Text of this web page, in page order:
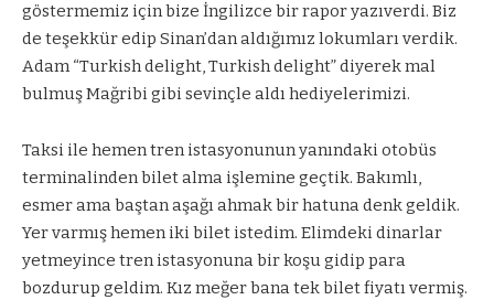
göstermemiz için bize İngilizce bir rapor yazıverdi. Biz
de teşekkür edip Sinan’dan aldığımız lokumları verdik.
Adam “Turkish delight, Turkish delight” diyerek mal
bulmuş Mağribi gibi sevinçle aldı hediyelerimizi.
Taksi ile hemen tren istasyonunun yanındaki otobüs
terminalinden bilet alma işlemine geçtik. Bakımlı,
esmer ama baştan aşağı ahmak bir hatuna denk geldik.
Yer varmış hemen iki bilet istedim. Elimdeki dinarlar
yetmeyince tren istasyonuna bir koşu gidip para
bozdurup geldim. Kız meğer bana tek bilet fiyatı vermiş.